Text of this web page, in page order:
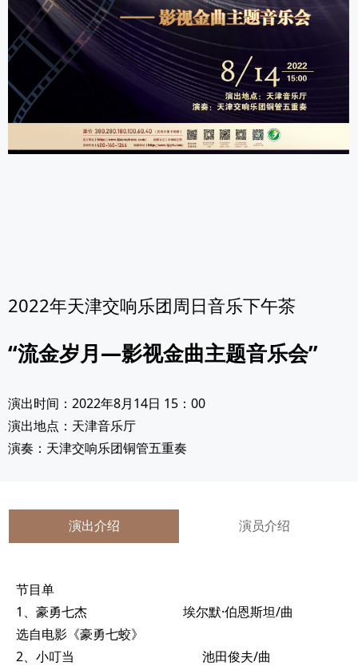
2022年天津交响乐团周日音乐下午茶
“流金岁月—影视金曲主题音乐会”
演出时间：2022年8月14日 15：00
演出地点：天津音乐厅
演奏：天津交响乐团铜管五重奏
演出介绍 演员介绍
节目单
1、豪勇七杰 埃尔默·伯恩斯坦/曲
选自电影《豪勇七蛟》
2、小叮当 池田俊夫/曲